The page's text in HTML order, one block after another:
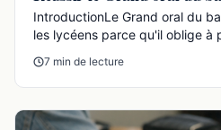
IntroductionLe Grand oral du
les lycéens parce qu'il oblige à
7 min de lecture